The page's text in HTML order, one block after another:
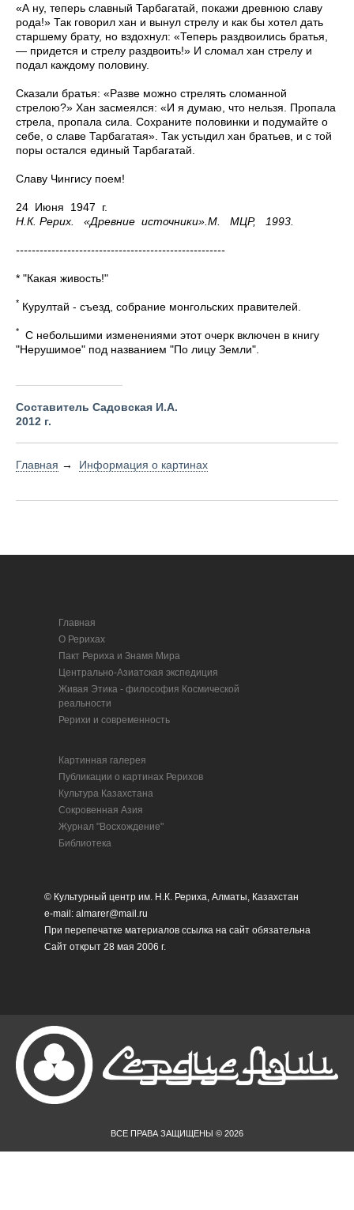
«А ну, теперь славный Тарбагатай, покажи древнюю славу
рода!» Так говорил хан и вынул стрелу и как бы хотел дать
старшему брату, но вздохнул: «Теперь раздвоились братья,
— придется и стрелу раздвоить!» И сломал хан стрелу и
подал каждому половину.
Сказали братья: «Разве можно стрелять сломанной
стрелою?» Хан засмеялся: «И я думаю, что нельзя. Пропала
стрела, пропала сила. Сохраните половинки и подумайте о
себе, о славе Тарбагатая». Так устыдил хан братьев, и с той
поры остался единый Тарбагатай.
Славу Чингису поем!
24 Июня 1947 г.
Н.К. Рерих. «Древние источники».М. МЦР, 1993.
-----------------------------------------------------
* "Какая живость!"
* Курултай - съезд, собрание монгольских правителей.
*
С небольшими изменениями этот очерк включен в книгу
"Нерушимое" под названием "По лицу Земли".
Составитель Садовская И.А.
2012 г.
Главная → Информация о картинах
Главная
О Рерихах
Пакт Рериха и Знамя Мира
Центрально-Азиатская экспедиция
Живая Этика - философия Космической
реальности
Рерихи и современность
Картинная галерея
Публикации о картинах Рерихов
Культура Казахстана
Сокровенная Азия
Журнал "Восхождение"
Библиотека
© Культурный центр им. Н.К. Рериха, Алматы, Казахстан
e-mail: almarer@mail.ru
При перепечатке материалов ссылка на сайт обязательна
Сайт открыт 28 мая 2006 г.
ВСЕ ПРАВА ЗАЩИЩЕНЫ © 2026